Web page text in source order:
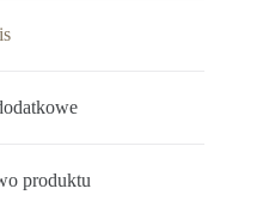
produktu